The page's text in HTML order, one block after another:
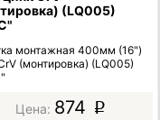
(LQ005)
монтажная 400мм (16")
(монтировка) (LQ005)
874 p